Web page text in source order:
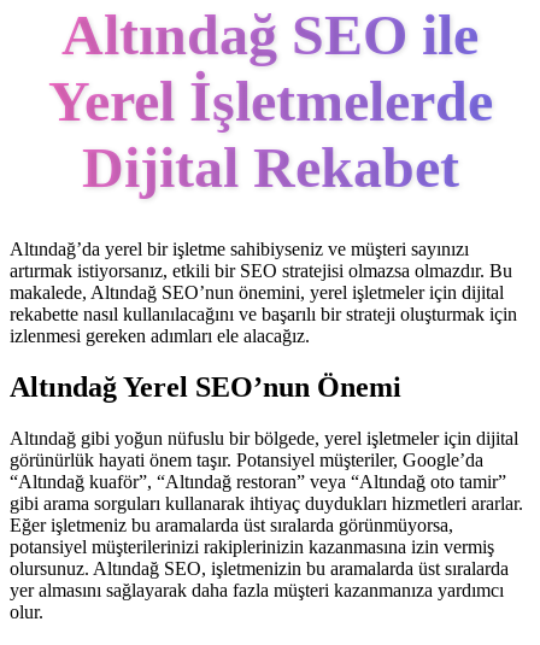
Altındağ SEO ile
Yerel İşletmelerde
Dijital Rekabet
Altındağ’da yerel bir işletme sahibiyseniz ve müşteri sayınızı
artırmak istiyorsanız, etkili bir SEO stratejisi olmazsa olmazdır. Bu
makalede, Altındağ SEO’nun önemini, yerel işletmeler için dijital
rekabette nasıl kullanılacağını ve başarılı bir strateji oluşturmak için
izlenmesi gereken adımları ele alacağız.
Altındağ Yerel SEO’nun Önemi
Altındağ gibi yoğun nüfuslu bir bölgede, yerel işletmeler için dijital
görünürlük hayati önem taşır. Potansiyel müşteriler, Google’da
“Altındağ kuaför”, “Altındağ restoran” veya “Altındağ oto tamir”
gibi arama sorguları kullanarak ihtiyaç duydukları hizmetleri ararlar.
Eğer işletmeniz bu aramalarda üst sıralarda görünmüyorsa,
potansiyel müşterilerinizi rakiplerinizin kazanmasına izin vermiş
olursunuz. Altındağ SEO, işletmenizin bu aramalarda üst sıralarda
yer almasını sağlayarak daha fazla müşteri kazanmanıza yardımcı
olur.